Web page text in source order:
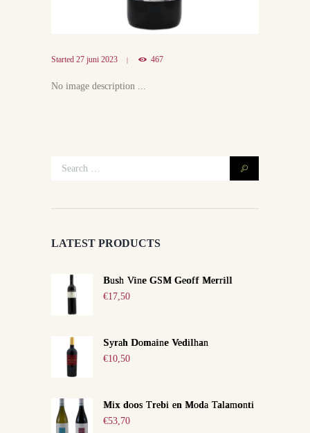
Started 27 juni 2023 467
No image description ...
LATEST PRODUCTS
Bush Vine GSM Geoff Merrill
€17,50
Syrah Domaine Vedilhan
€10,50
Mix doos Trebi en Moda Talamonti
€53,70